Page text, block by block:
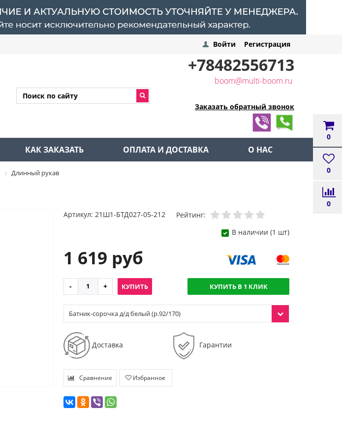
0
0
0
Войти Регистрация
+78482556713
boom@multi-boom.ru
Заказать обратный звонок
КАК ЗАКАЗАТЬ ОПЛАТА И ДОСТАВКА О НАС
Длинный рукав
Артикул: 21Ш1-БТД027-05-212
Рейтинг:
В наличии (1 шт)
1 619 руб
КУПИТЬ КУПИТЬ В 1 КЛИК
Батник-сорочка д/д белый (р.92/170)
Доставка Гарантии
Сравнение Избранное